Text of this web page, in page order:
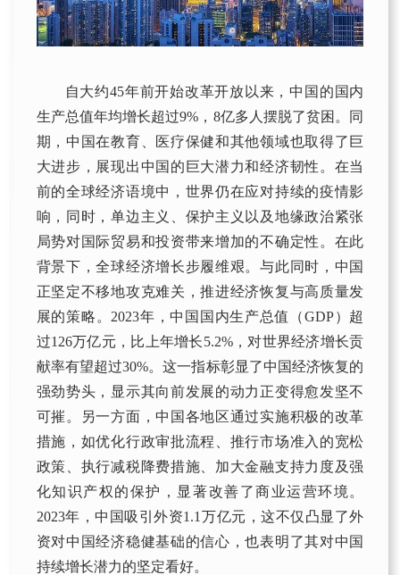
自大约45年前开始改革开放以来，中国的国内
生产总值年均增长超过9%，8亿多人摆脱了贫困。同
期，中国在教育、医疗保健和其他领域也取得了巨
大进步，展现出中国的巨大潜力和经济韧性。在当
前的全球经济语境中，世界仍在应对持续的疫情影
响，同时，单边主义、保护主义以及地缘政治紧张
局势对国际贸易和投资带来增加的不确定性。在此
背景下，全球经济增长步履维艰。与此同时，中国
正坚定不移地攻克难关，推进经济恢复与高质量发
展的策略。2023年，中国国内生产总值（GDP）超
过126万亿元，比上年增长5.2%，对世界经济增长贡
献率有望超过30%。这一指标彰显了中国经济恢复的
强劲势头，显示其向前发展的动力正变得愈发坚不
可摧。另一方面，中国各地区通过实施积极的改革
措施，如优化行政审批流程、推行市场准入的宽松
政策、执行减税降费措施、加大金融支持力度及强
化知识产权的保护，显著改善了商业运营环境。
2023年，中国吸引外资1.1万亿元，这不仅凸显了外
资对中国经济稳健基础的信心，也表明了其对中国
持续增长潜力的坚定看好。